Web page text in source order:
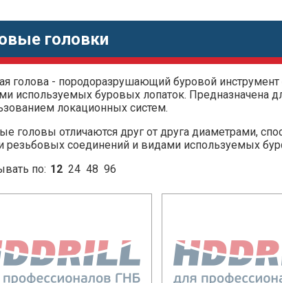
головки
голова - породоразрушающий буровой инструмент
используемых буровых лопаток. Предназначена
локационных систем.
головы отличаются друг от друга диаметрами,
резьбовых соединений и видами используемых
по: 12 24 48 96